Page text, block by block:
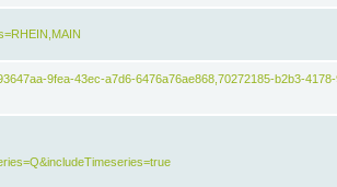
9fea-43ec-a7d6-6476a76ae868,70272185-b2b3-